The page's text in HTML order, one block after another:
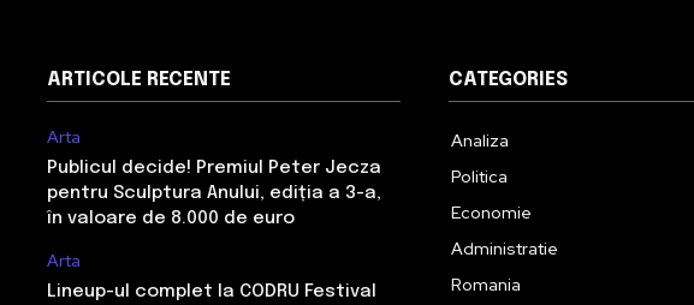
ARTICOLE RECENTE
Arta
Publicul decide! Premiul Peter Jecza
pentru Sculptura Anului, ediția a 3-a,
în valoare de 8.000 de euro
Arta
Lineup-ul complet la CODRU Festival
CATEGORIES
Analiza
Politica
Economie
Administratie
Romania